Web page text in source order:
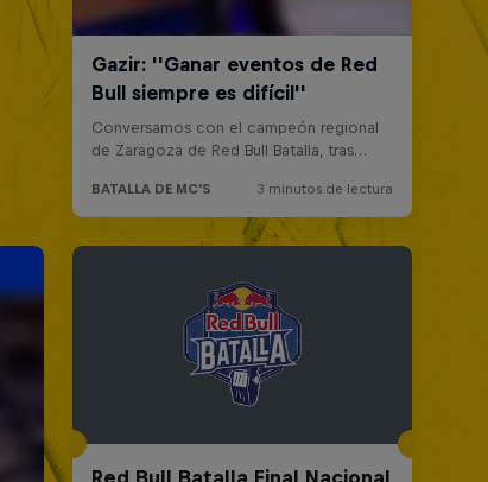
Red Bull Batalla Final Nacional